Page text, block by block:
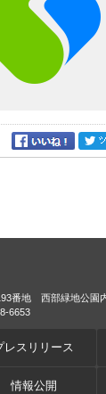
番地 西部緑地公園
6653
レスリリース
情報公開